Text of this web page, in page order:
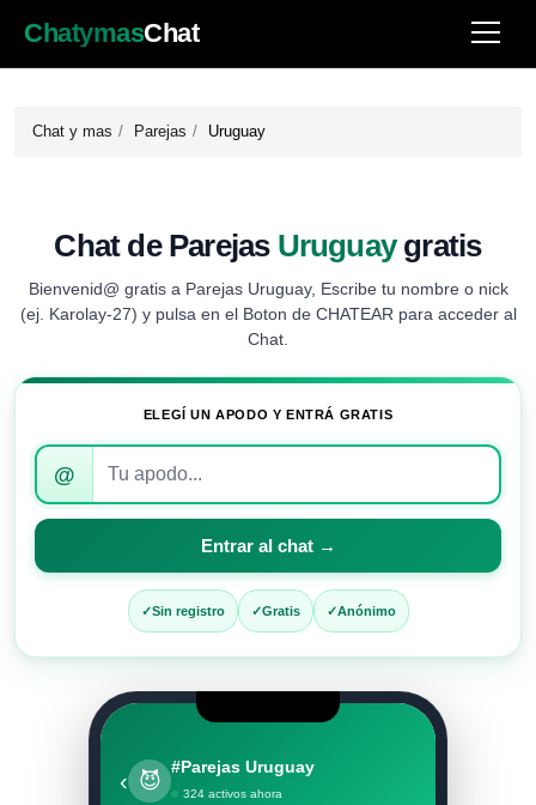
ChatymasChat
Chat y mas Parejas Uruguay
Chat de Parejas Uruguaygratis
Bienvenid@ gratis a Parejas Uruguay, Escribe tu nombre o nick
(ej. Karolay-27) y pulsa en el Boton de CHATEAR para acceder al
Chat.
ELEGÍ UN APODO Y ENTRÁ GRATIS
Introduce
apodo
para
entrar
@
Entrar al chat →
Sin registro Gratis Anónimo
‹ 😈
#Parejas Uruguay
324 activos ahora